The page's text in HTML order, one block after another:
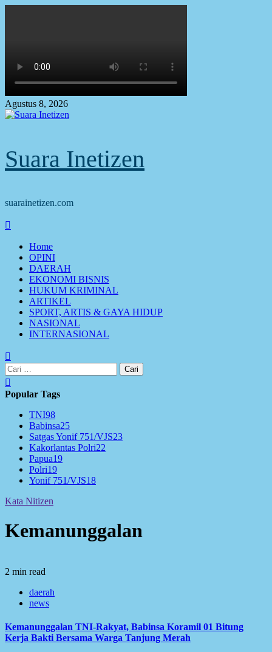
Agustus 8, 2026
Suara Inetizen
suarainetizen.com
Home
OPINI
DAERAH
EKONOMI BISNIS
HUKUM KRIMINAL
ARTIKEL
SPORT, ARTIS & GAYA HIDUP
NASIONAL
INTERNASIONAL
Cari
untuk:
Popular Tags
TNI98
Babinsa25
Satgas Yonif 751/VJS23
Kakorlantas Polri22
Papua19
Polri19
Yonif 751/VJS18
Kata Nitizen
Kemanunggalan
2 min read
daerah
news
Kemanunggalan TNI-Rakyat, Babinsa Koramil 01 Bitung
Kerja Bakti Bersama Warga Tanjung Merah